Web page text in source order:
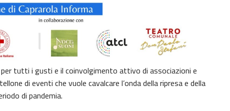
tutti i gusti e il coinvolgimento attivo di associazioni e
di eventi che vuole cavalcare l’onda della ripresa e della
di pandemia.